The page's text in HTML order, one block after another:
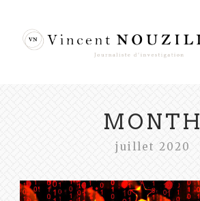
MONTH
juillet 2020